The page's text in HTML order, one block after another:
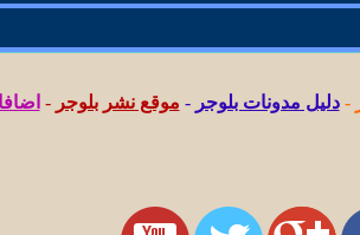
-دليل مدونات بلوجر - موقع نشر بلوجر -